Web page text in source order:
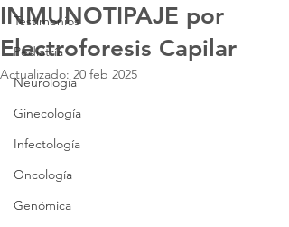
Testimonios
Pediatría
Neurología
Ginecología
Infectología
Oncología
Genómica
INMUNOTIPAJE por
Electroforesis Capilar
Actualizado: 20 feb 2025